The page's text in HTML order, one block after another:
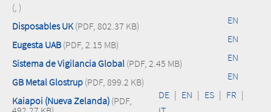
(, )
Disposables UK (PDF, 802.37 KB) EN
Eugesta UAB(PDF, 2.15 MB) EN
Sistema de Vigilancia Global (PDF, 2.45 MB) EN
GB Metal Glostrup (PDF, 899.2 KB) EN
Kaiapoi (Nueva Zelanda) (PDF,
DE | EN | ES | FR |